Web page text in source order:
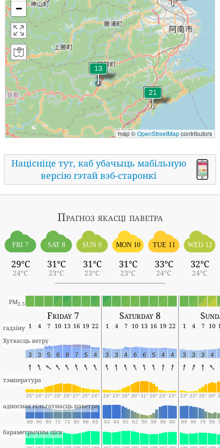
−
map ©OpenStreetMapcontributors
Націсніце тут, каб убачыць мабільную
версію гэтай вэб-старонкі
Прагноз якасці паветра
FRI 7
29°C
24°C
SAT 8
31°C
23°C
SUN 9
31°C
23°C
MON 10
31°C
23°C
TUE 11
33°C
24°C
WED 12
32°C
24°C
PM2.5
Friday 7 Saturday 8
гадзіну 1 4 7 10 13 16 19 22 1 4 7 10 13 16 19 22 1 4 7 10
Хуткасць ветру
3 3 5 6 8 7 5 4 3 3 4 6 6 5 4 4 3 3 3 4
тэмпература
25° 24° 27° 29° 29° 27° 25° 24° 24° 23° 26° 30° 31° 29° 23° 23° 23° 23° 26° 30°
адносная вільготнасць паветра
89 90 80 72 73 80 88 93 93 94 82 62 50 58 89 90 89 86 76 56
бараметрычны ціск